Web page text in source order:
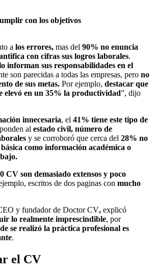
con los objetivos
a los errores, mas del 90% no enuncia
con cifras sus logros laborales.
informan sus responsabilidades en el
son parecidas a todas las empresas, pero no
de sus metas. Por ejemplo, destacar que
elevó en un 35% la productividad”, dijo
innecesaria, el 41% tiene este tipo de
al estado civil, número de
y se corroboró que cerca del 28% no
como información académica o
CV son demasiado extensos y poco
escritos de dos paginas con mucho
y fundador de Doctor CV, explicó
lo realmente imprescindible, por
se realizó la práctica profesional es
.
el CV